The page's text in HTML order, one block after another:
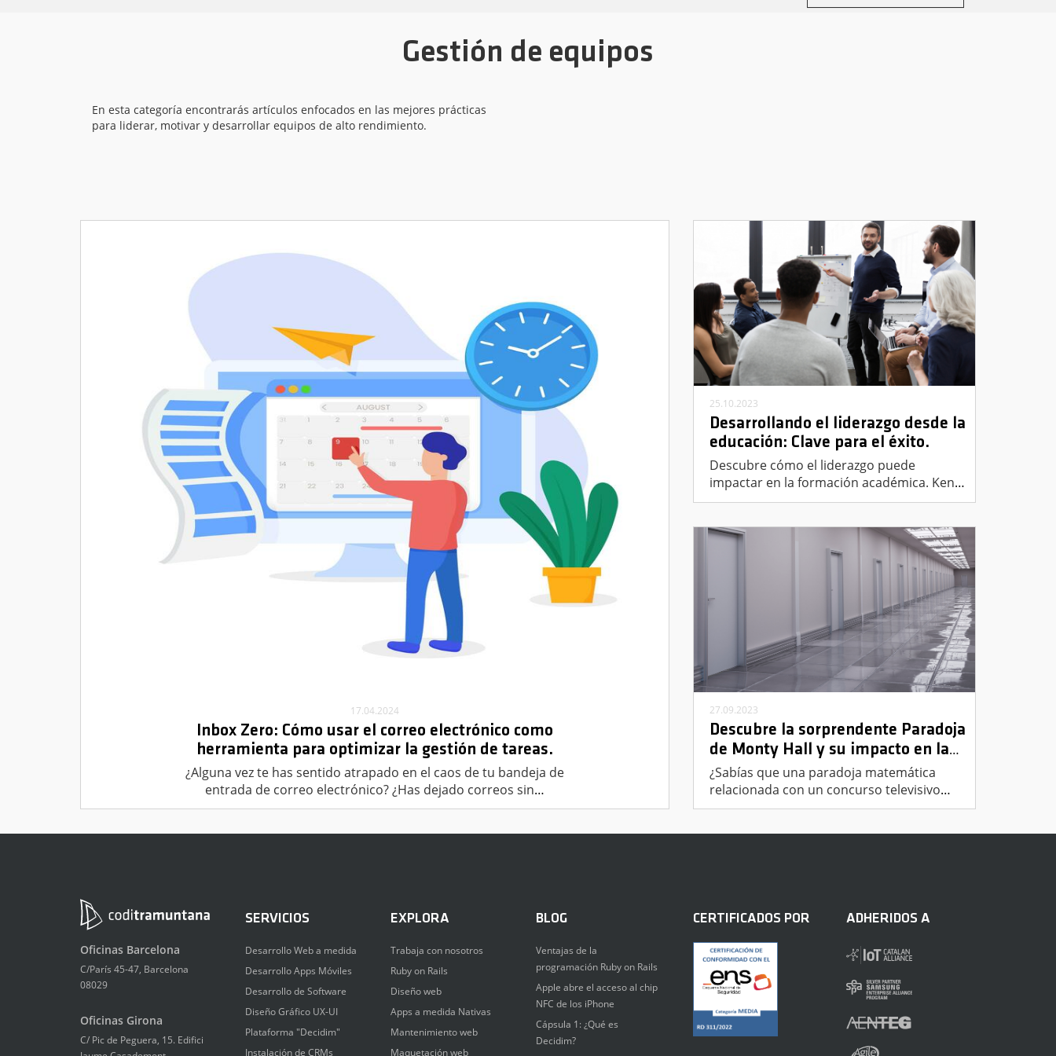
Gestión de equipos
En esta categoría encontrarás artículos enfocados en las mejores prácticas
para liderar, motivar y desarrollar equipos de alto rendimiento.
17.04.2024
Inbox Zero: Cómo usar el correo electrónico como
herramienta para optimizar la gestión de tareas.
¿Alguna vez te has sentido atrapado en el caos de tu bandeja de
entrada de correo electrónico? ¿Has dejado correos sin…
25.10.2023
Desarrollando el liderazgo desde la
educación: Clave para el éxito.
Descubre cómo el liderazgo puede
impactar en la formación académica. Ken…
27.09.2023
Descubre la sorprendente Paradoja
de Monty Hall y su impacto en la…
¿Sabías que una paradoja matemática
relacionada con un concurso televisivo…
Oficinas Barcelona
C/París 45-47, Barcelona
08029
Oficinas Girona
C/ Pic de Peguera, 15. Edifici
SERVICIOS
Desarrollo Web a medida
Desarrollo Apps Móviles
Desarrollo de Software
Diseño Gráfico UX-UI
Plataforma "Decidim"
Instalación de CRMs
EXPLORA
Trabaja con nosotros
Ruby on Rails
Diseño web
Apps a medida Nativas
Mantenimiento web
Maquetación web
BLOG
Ventajas de la
programación Ruby on Rails
Apple abre el acceso al chip
NFC de los iPhone
Cápsula 1: ¿Qué es
Decidim?
CERTIFICADOS POR ADHERIDOS A